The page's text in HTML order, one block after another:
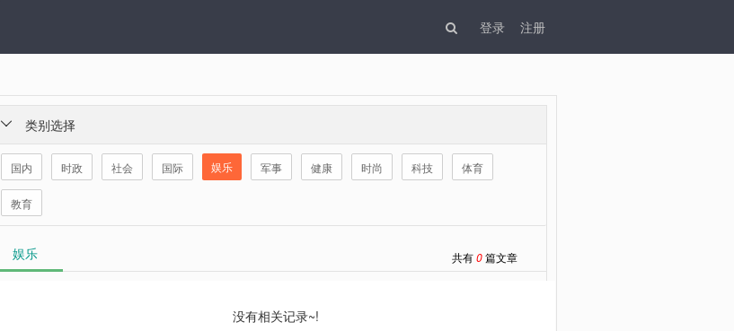
登录 注册
类别选择

国内 时政 社会 国际 娱乐 军事 健康 时尚 科技 体育
教育
娱乐 共有0篇文章
没有相关记录~!